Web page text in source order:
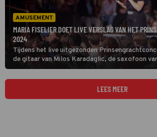
AMUSEMENT
MARIA FISELIER DOET LIVE VERSLAG VAN HET
2024
Tijdens het live uitgezonden
de gitaar van Milos Karadaglic, de saxofoon
accordeon van Ksenija Sidorova. Fuse verzorgt
begeleiding.
LEES MEER